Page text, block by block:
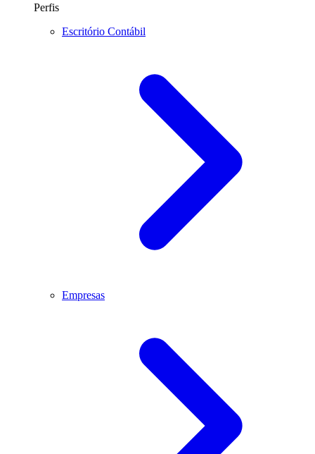
Perfis
Escritório Contábil
Empresas